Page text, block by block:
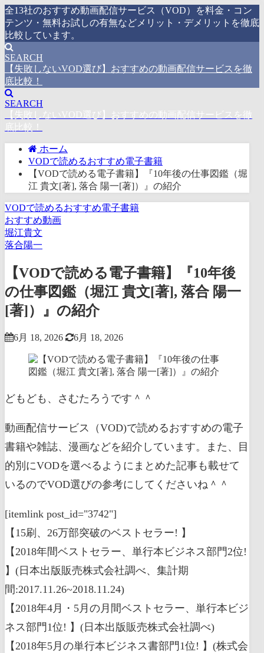
全13社のおすすめ動画配信サービス（VOD）を料金・コン
テンツ・無料お試しの有無などメリット・デメリットを徹底
比較しています。
SEARCH
【失敗しないVOD選び】おすすめの動画配信サービスを徹
底比較！
SEARCH
【失敗しないVOD選び】おすすめの動画配信サービスを徹
底比較！
ホーム
VODで読めるおすすめ電子書籍
【VODで読める電子書籍】『10年後の仕事図鑑（堀
江 貴文[著], 落合 陽一[著]）』の紹介
VODで読めるおすすめ電子書籍
おすすめ動画
堀江貴文
落合陽一
【VODで読める電子書籍】『10年後
の仕事図鑑（堀江 貴文[著], 落合 陽一
[著]）』の紹介
6月 18, 2026 6月 18, 2026
どもども、さむたろうです＾＾
動画配信サービス（VOD)で読めるおすすめの電子
書籍や雑誌、漫画などを紹介しています。また、目
的別にVODを選べるようにまとめた記事も載せて
いるのでVOD選びの参考にしてくださいね＾＾
[itemlink post_id="3742"]
【15刷、26万部突破のベストセラー! 】
【2018年間ベストセラー、単行本ビジネス部門2位!
】(日本出版販売株式会社調べ、集計期
間:2017.11.26~2018.11.24)
【2018年4月・5月の月間ベストセラー、単行本ビジ
ネス部門1位! 】(日本出版販売株式会社調べ)
【2018年5月の単行本ビジネス書部門1位! 】(株式会